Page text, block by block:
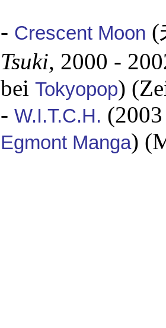
- Crescent Moon (
Tsuki, 2000 -
bei Tokyopop)
- W.I.T.C.H.
Egmont Manga)